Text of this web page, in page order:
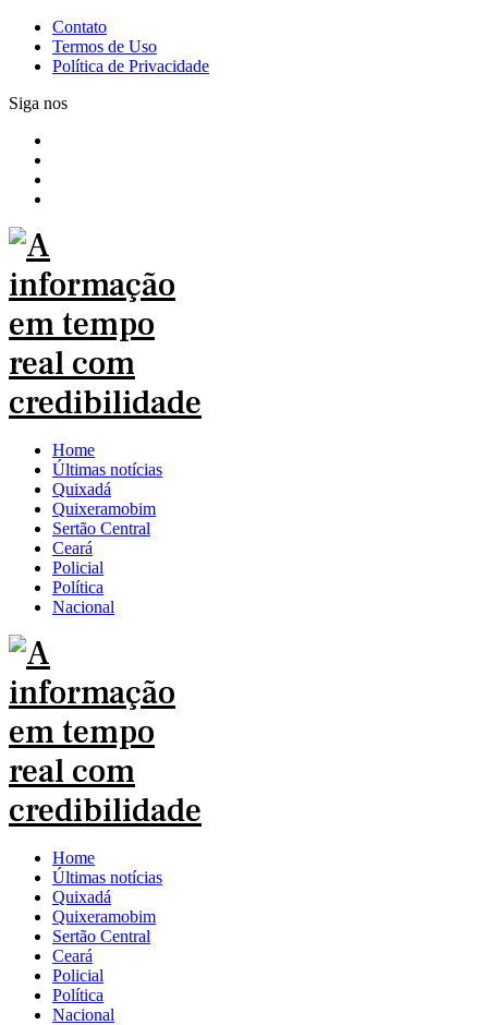
Contato
Termos de Uso
Política de Privacidade
Siga nos
Home
Últimas notícias
Quixadá
Quixeramobim
Sertão Central
Ceará
Policial
Política
Nacional
Home
Últimas notícias
Quixadá
Quixeramobim
Sertão Central
Ceará
Policial
Política
Nacional